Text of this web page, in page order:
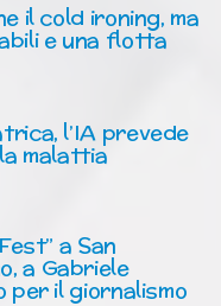
il cold ironing, ma
e una flotta
l’IA prevede
malattia
a San
a Gabriele
per il giornalismo